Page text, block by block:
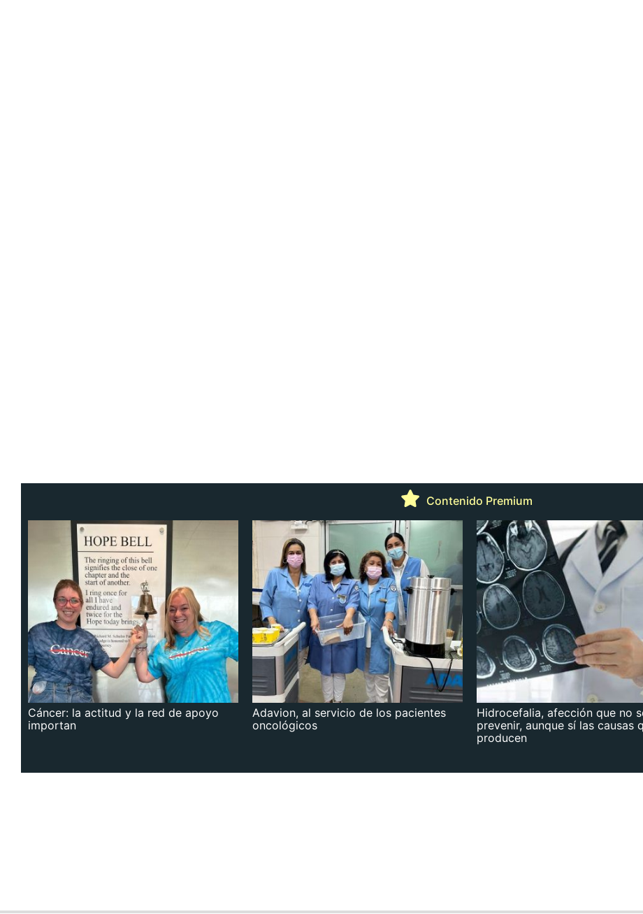
Contenido Premium
Cáncer: la actitud y la red de apoyo
importan
Adavion, al servicio de los pacientes
oncológicos
Hidrocefalia, afección que no
prevenir, aunque sí las causas
producen